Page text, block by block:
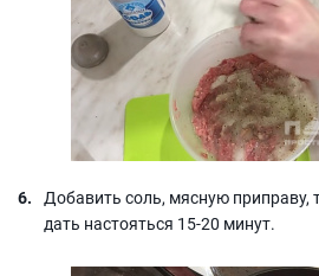
Добавить соль, мясную приправу,
дать настояться 15-20 минут.